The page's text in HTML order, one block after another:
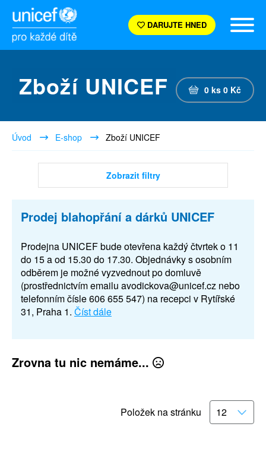
DARUJTE HNED
Zboží UNICEF 0 ks 0 Kč
Úvod E-shop Zboží UNICEF
Zobrazit filtry
Prodej blahopřání a dárků UNICEF
Prodejna UNICEF bude otevřena každý čtvrtek o 11
do 15 a od 15.30 do 17.30. Objednávky s osobním
odběrem je možné vyzvednout po domluvě
(prostřednictvím emailu avodickova@unicef.cz nebo
telefonním čísle 606 655 547) na recepci v Rytířské
31, Praha 1. Číst dále
Zrovna tu nic nemáme...
Položek na stránku